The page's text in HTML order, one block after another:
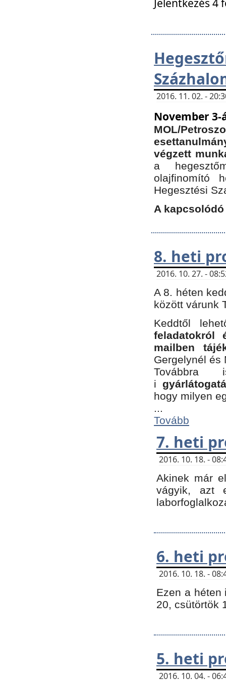
2016. 11. 02. -
November
MOL/
végzett
a
olajfinomító
Hegesztési
A
8. heti
2016. 10. 27. -
A 8. héten
között várunk
Keddtől
feladatokról
mailben
Gergelynél és
Továbbra
i
hogy milyen
...
Tovább
7. heti
2016. 10. 18. -
Akinek már
vágyik, azt
6. heti
2016. 10. 18. -
Ezen a héten
20, csütörtök
5. heti
2016. 10. 04. -